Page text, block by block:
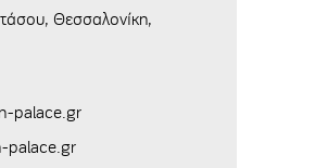
Θεσσαλονίκη,
palace.gr
palace.gr